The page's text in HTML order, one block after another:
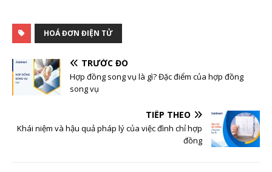
HOÁ ĐƠN ĐIỆN TỬ
TRƯỚC ĐÓ
Hợp đồng song vụ là gì? Đặc điểm của hợp đồng
song vụ
TIẾP THEO
Khái niệm và hậu quả pháp lý của việc đình chỉ hợp
đồng